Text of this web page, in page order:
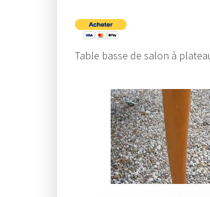
Table basse de salon à